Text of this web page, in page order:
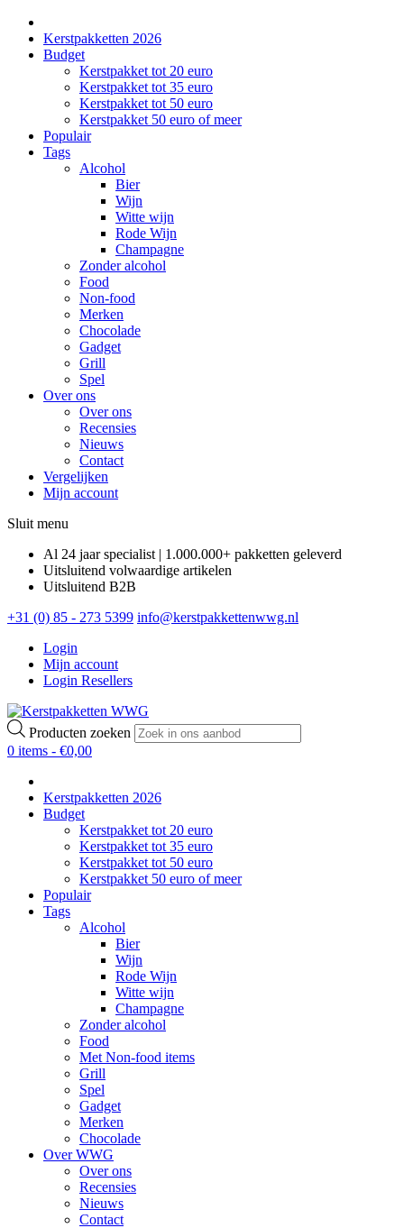
Kerstpakketten 2026
Budget
Kerstpakket tot 20 euro
Kerstpakket tot 35 euro
Kerstpakket tot 50 euro
Kerstpakket 50 euro of meer
Populair
Tags
Alcohol
Bier
Wijn
Witte wijn
Rode Wijn
Champagne
Zonder alcohol
Food
Non-food
Merken
Chocolade
Gadget
Grill
Spel
Over ons
Over ons
Recensies
Nieuws
Contact
Vergelijken
Mijn account
Sluit menu
Al 24 jaar specialist | 1.000.000+ pakketten geleverd
Uitsluitend volwaardige artikelen
Uitsluitend B2B
+31 (0) 85 - 273 5399 info@kerstpakkettenwwg.nl
Login
Mijn account
Login Resellers
Producten zoeken
0 items - €0,00
Kerstpakketten 2026
Budget
Kerstpakket tot 20 euro
Kerstpakket tot 35 euro
Kerstpakket tot 50 euro
Kerstpakket 50 euro of meer
Populair
Tags
Alcohol
Bier
Wijn
Rode Wijn
Witte wijn
Champagne
Zonder alcohol
Food
Met Non-food items
Grill
Spel
Gadget
Merken
Chocolade
Over WWG
Over ons
Recensies
Nieuws
Contact